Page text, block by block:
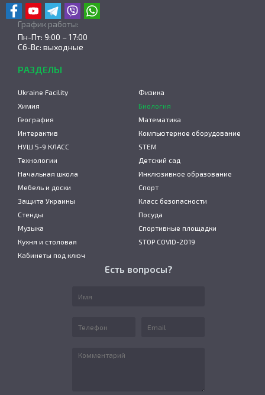
График работы:
Пн-Пт: 9:00 – 17:00
Сб-Вс: выходные
РАЗДЕЛЫ
Ukraine Facility
Физика
Химия
Биология
География
Математика
Интерактив
Компьютерное оборудование
НУШ 5-9 КЛАСС
STEM
Технологии
Детский сад
Начальная школа
Инклюзивное образование
Мебель и доски
Спорт
Защита Украины
Класс безопасности
Стенды
Посуда
Музыка
Спортивные площадки
Кухня и столовая
STOP COVID-2019
Кабинеты под ключ
Есть вопросы?